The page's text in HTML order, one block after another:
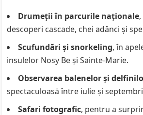
Drumeții în parcurile naționale
descoperi cascade, chei adânci și
Scufundări și snorkeling, în
insulelor Nosy Be și Sainte-Marie.
Observarea balenelor și
spectaculoasă între iulie și
Safari fotografic, pentru a